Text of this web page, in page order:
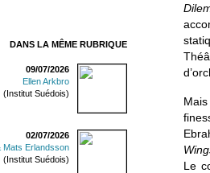
DANS LA MÊME RUBRIQUE
09/07/2026
Ellen Arkbro
(Institut Suédois)
02/07/2026
Mats Erlandsson
(Institut Suédois)
Le